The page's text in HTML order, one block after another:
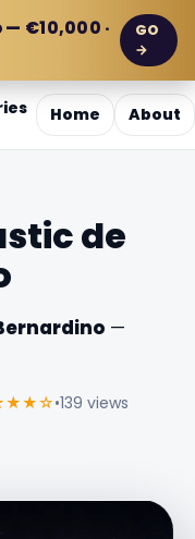
€10,000 ·
GO
→
Home About
de
—
•139 views